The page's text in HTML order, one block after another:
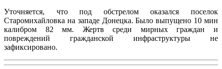
Уточняется, что под обстрелом оказался поселок
Старомихайловка на западе Донецка. Было выпущено 10 мин
калибром 82 мм. Жертв среди мирных граждан и
повреждений гражданской инфраструктуры не
зафиксировано.